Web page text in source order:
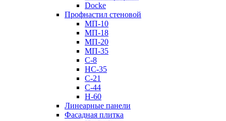
Docke
Профнастил стеновой
МП-10
МП-18
МП-20
МП-35
С-8
НС-35
С-21
С-44
Н-60
Линеарные панели
Фасадная плитка